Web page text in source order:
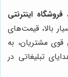
فروشگاه اینترنتی
بالا، قیمت‌های
مشتریان، به
تبلیغاتی در